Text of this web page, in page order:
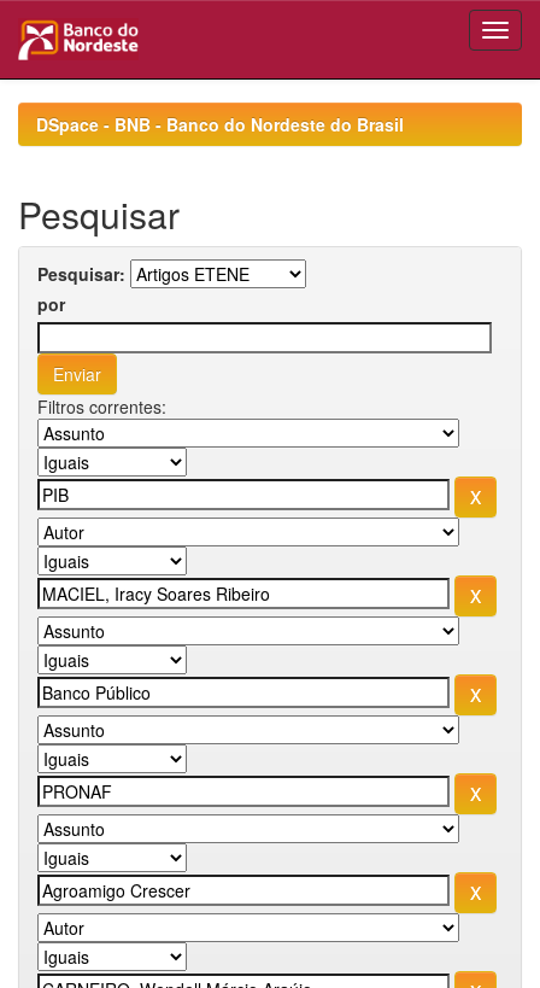
navigationDSpace - BNB - Banco do Nordeste do Brasil
Pesquisar
Pesquisar:
por
Filtros correntes: